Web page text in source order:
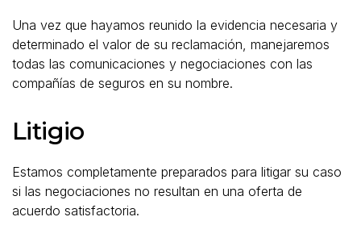
Una vez que hayamos reunido la evidencia necesaria y
determinado el valor de su reclamación, manejaremos
todas las comunicaciones y negociaciones con las
compañías de seguros en su nombre.
Litigio
Estamos completamente preparados para litigar su caso
si las negociaciones no resultan en una oferta de
acuerdo satisfactoria.